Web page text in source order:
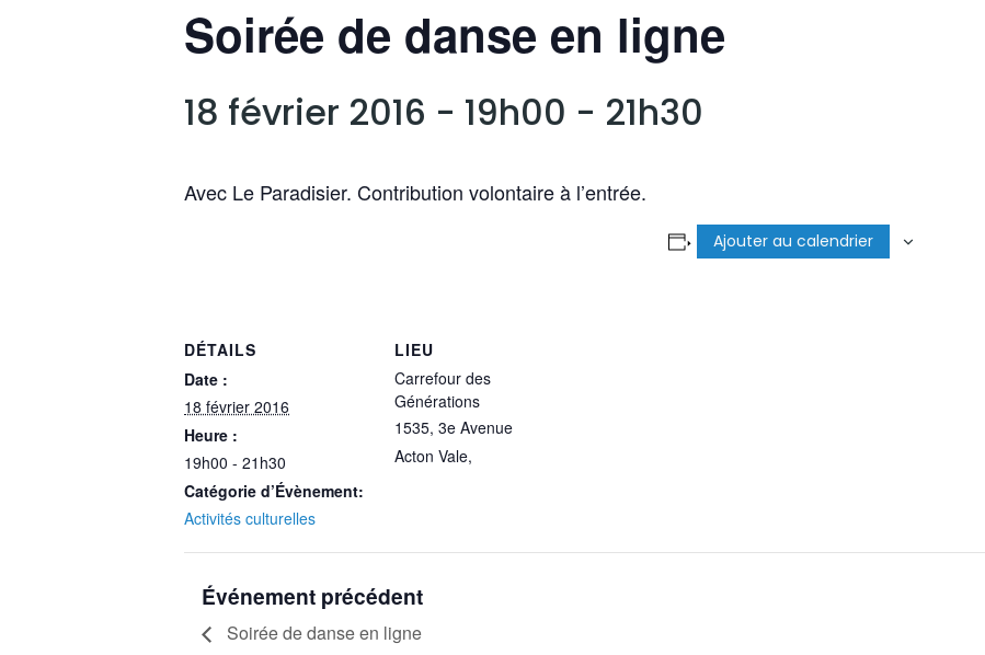
Soirée de danse en ligne
18 février 2016 - 19h00 - 21h30
Avec Le Paradisier. Contribution volontaire à l’entrée.
Ajouter au calendrier
DÉTAILS
Date :
18 février 2016
Heure :
19h00 - 21h30
Catégorie d’Évènement:
Activités culturelles
LIEU
Carrefour des
Générations
1535, 3e Avenue
Acton Vale,
Événement précédent
Soirée de danse en ligne